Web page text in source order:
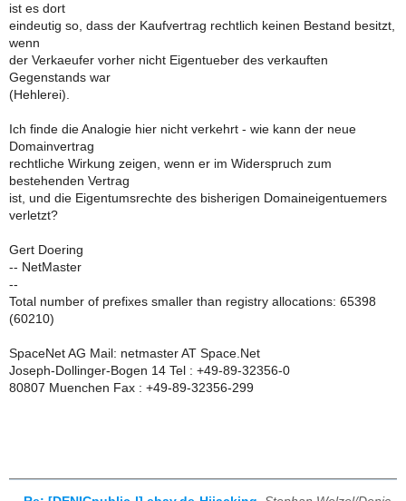
ist es dort
eindeutig so, dass der Kaufvertrag rechtlich keinen Bestand besitzt,
wenn
der Verkaeufer vorher nicht Eigentueber des verkauften
Gegenstands war
(Hehlerei).
Ich finde die Analogie hier nicht verkehrt - wie kann der neue
Domainvertrag
rechtliche Wirkung zeigen, wenn er im Widerspruch zum
bestehenden Vertrag
ist, und die Eigentumsrechte des bisherigen Domaineigentuemers
verletzt?
Gert Doering
-- NetMaster
--
Total number of prefixes smaller than registry allocations: 65398
(60210)
SpaceNet AG Mail: netmaster AT Space.Net
Joseph-Dollinger-Bogen 14 Tel : +49-89-32356-0
80807 Muenchen Fax : +49-89-32356-299